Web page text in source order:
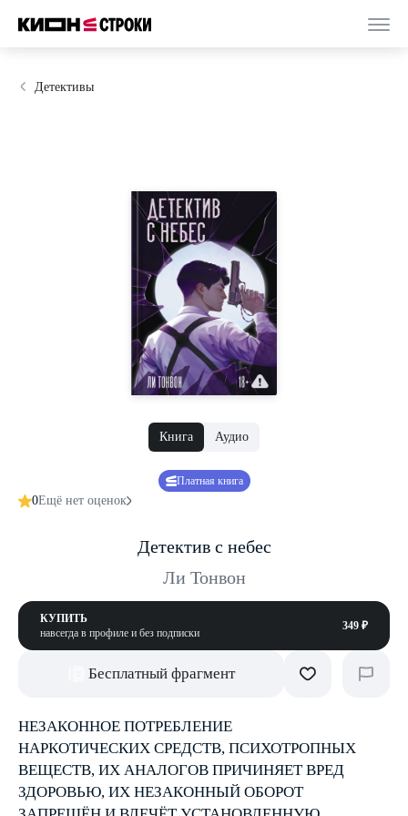
Детективы
Книга Аудио
Платная книга
0Ещё нет оценок
Детектив с небес
Ли Тонвон
КУПИТЬ
навсегда в профиле и без подписки
349 ₽
Бесплатный фрагмент
НЕЗАКОННОЕ ПОТРЕБЛЕНИЕ
НАРКОТИЧЕСКИХ СРЕДСТВ, ПСИХОТРОПНЫХ
ВЕЩЕСТВ, ИХ АНАЛОГОВ ПРИЧИНЯЕТ ВРЕД
ЗДОРОВЬЮ, ИХ НЕЗАКОННЫЙ ОБОРОТ